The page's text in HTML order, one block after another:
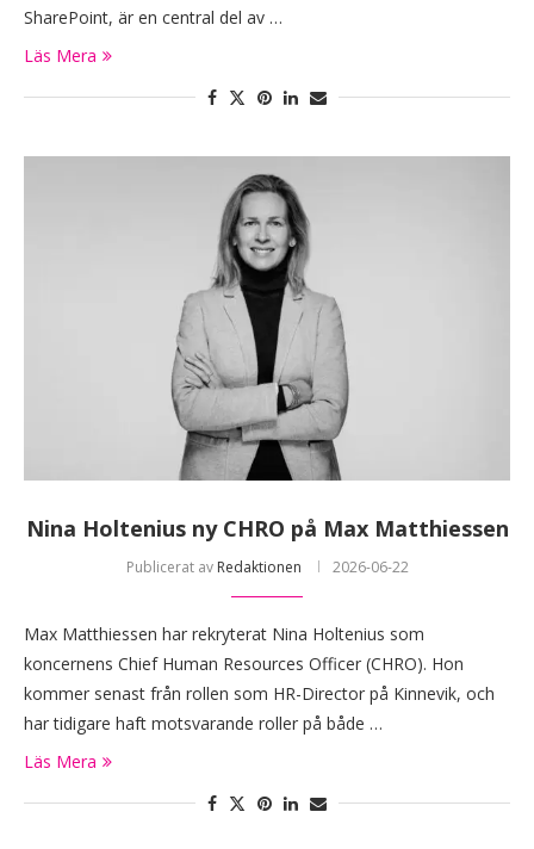
SharePoint, är en central del av …
Läs Mera
Nina Holtenius ny CHRO på Max Matthiessen
Publicerat av Redaktionen 2026-06-22
Max Matthiessen har rekryterat Nina Holtenius som
koncernens Chief Human Resources Officer (CHRO). Hon
kommer senast från rollen som HR-Director på Kinnevik, och
har tidigare haft motsvarande roller på både …
Läs Mera